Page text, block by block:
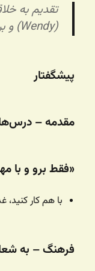
تقدیم به
(Wendy) و بریل (Beryl).
پیشگفتار
مقدمه –
«فقط برو و
با هم کار کنید،
فرهنگ – به